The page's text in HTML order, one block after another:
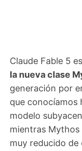
Claude Fable 5 es
la nueva clase
generación por
que conocíamos
modelo
mientras Mythos
muy reducido de